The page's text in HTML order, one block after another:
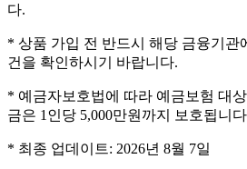
다.
* 상품 가입 전 반드시 해당 금융기관
건을 확인하시기 바랍니다.
* 예금자보호법에 따라 예금보험 대
금은 1인당 5,000만원까지 보호됩니
* 최종 업데이트: 2026년 8월 7일